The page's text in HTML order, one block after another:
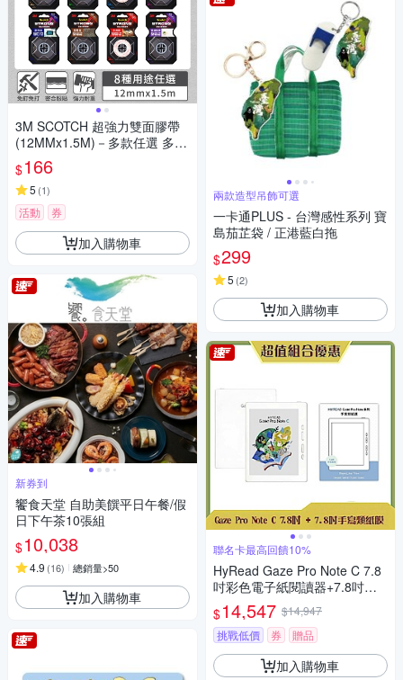
3M SCOTCH 超強力雙面膠帶
(12MMx1.5M)－多款任選 多種
用途
$166
5 (1)
活動 券
加入購物車
新券到
饗食天堂 自助美饌平日午餐/假
日下午茶10張組
$10,038
4.9 (16) 總銷量>50
加入購物車
兩款造型吊飾可選
一卡通PLUS - 台灣感性系列 寶
島茄芷袋 / 正港藍白拖
$299
5 (2)
加入購物車
聯名卡最高回饋10%
HyRead Gaze Pro Note C 7.8
吋彩色電子紙閱讀器+7.8吋手
寫類紙膜 (組合)
$14,547 $14,947
挑戰低價
券 贈品
加入購物車